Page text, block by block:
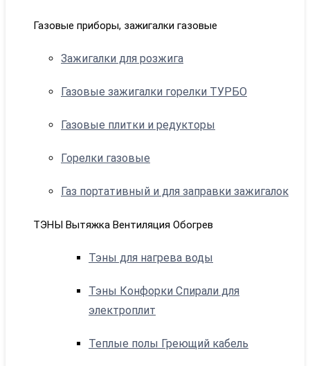
Газовые приборы, зажигалки газовые
Зажигалки для розжига
Газовые зажигалки горелки ТУРБО
Газовые плитки и редукторы
Горелки газовые
Газ портативный и для заправки зажигалок
ТЭНЫ Вытяжка Вентиляция Обогрев
Тэны для нагрева воды
Тэны Конфорки Спирали для
электроплит
Теплые полы Греющий кабель